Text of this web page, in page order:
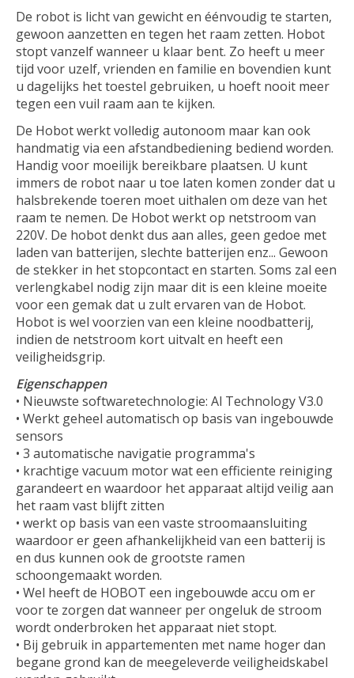
De robot is licht van gewicht en éénvoudig te starten,
gewoon aanzetten en tegen het raam zetten. Hobot
stopt vanzelf wanneer u klaar bent. Zo heeft u meer
tijd voor uzelf, vrienden en familie en bovendien kunt
u dagelijks het toestel gebruiken, u hoeft nooit meer
tegen een vuil raam aan te kijken.
De Hobot werkt volledig autonoom maar kan ook
handmatig via een afstandbediening bediend worden.
Handig voor moeilijk bereikbare plaatsen. U kunt
immers de robot naar u toe laten komen zonder dat u
halsbrekende toeren moet uithalen om deze van het
raam te nemen. De Hobot werkt op netstroom van
220V. De hobot denkt dus aan alles, geen gedoe met
laden van batterijen, slechte batterijen enz... Gewoon
de stekker in het stopcontact en starten. Soms zal een
verlengkabel nodig zijn maar dit is een kleine moeite
voor een gemak dat u zult ervaren van de Hobot.
Hobot is wel voorzien van een kleine noodbatterij,
indien de netstroom kort uitvalt en heeft een
veiligheidsgrip.
Eigenschappen
• Nieuwste softwaretechnologie: Al Technology V3.0
• Werkt geheel automatisch op basis van ingebouwde
sensors
• 3 automatische navigatie programma's
• krachtige vacuum motor wat een efficiente reiniging
garandeert en waardoor het apparaat altijd veilig aan
het raam vast blijft zitten
• werkt op basis van een vaste stroomaansluiting
waardoor er geen afhankelijkheid van een batterij is
en dus kunnen ook de grootste ramen
schoongemaakt worden.
• Wel heeft de HOBOT een ingebouwde accu om er
voor te zorgen dat wanneer per ongeluk de stroom
wordt onderbroken het apparaat niet stopt.
• Bij gebruik in appartementen met name hoger dan
begane grond kan de meegeleverde veiligheidskabel